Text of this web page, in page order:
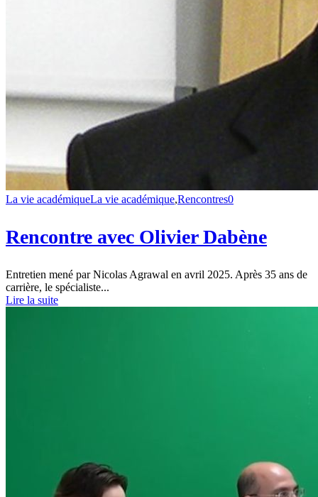
La vie académiqueLa vie académique,Rencontres0
Rencontre avec Olivier Dabène
Entretien mené par Nicolas Agrawal en avril 2025. Après 35 ans de
carrière, le spécialiste...
Lire la suite